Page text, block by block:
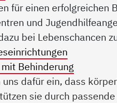
für einen erfolgreichen
und
bei Lebenschancen
Behinderung
uns dafür ein, dass
sie durch